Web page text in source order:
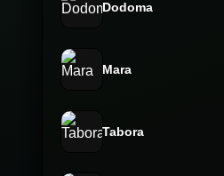
Dodoma
Mara
Tabora